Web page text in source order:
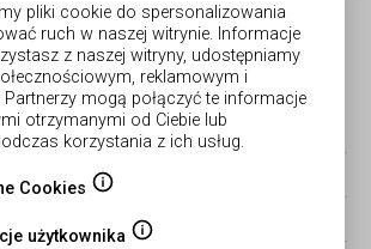
© Forges | wykonanie Netergo
obsługa zamówień
CZAS REALIZACJI ZAMÓWIEŃ
pliki cookie do spersonalizowania
ruch w naszej witrynie. Informacje
z naszej witryny, udostępniamy
reklamowym i
mogą połączyć te informacje
otrzymanymi od Ciebie lub
korzystania z ich usług.
Cookies
użytkownika